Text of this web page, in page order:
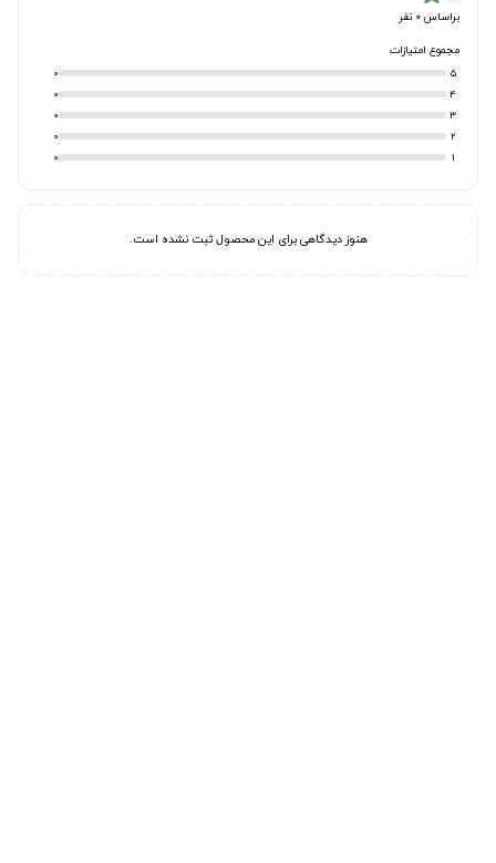
براساس 0 نفر
مجموع امتیازات
5
0
4
0
3
0
2
0
1
0
هنوز دیدگاهی برای این محصول ثبت نشده است.